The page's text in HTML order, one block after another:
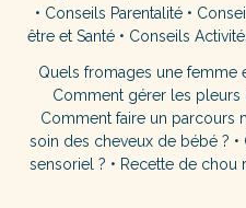
• Conseils Parentalité•
être et Santé• Conseils
Quels fromages une femme
Comment gérer les
Comment faire un parcours
soin des cheveux de bébé ? •
sensoriel ? • Recette de chou